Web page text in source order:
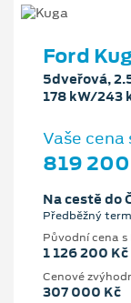
Ford
5dveřová,
178 kW/243
Vaše cena
819 200
Na cestě do
Předběžný
Původní cena s
1 126 200 Kč
Cenové
307 000 Kč